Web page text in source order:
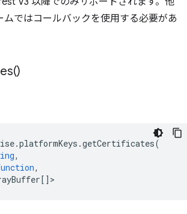
ムではコールバックを使用する必要があ
)
.platformKeys .getCertificates(
,
,
[]>